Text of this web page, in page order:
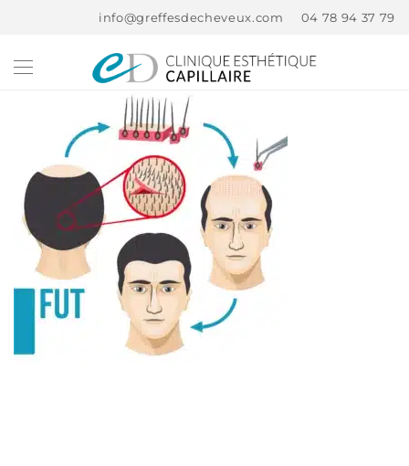
info@greffesdecheveux.com 04 78 94 37 79